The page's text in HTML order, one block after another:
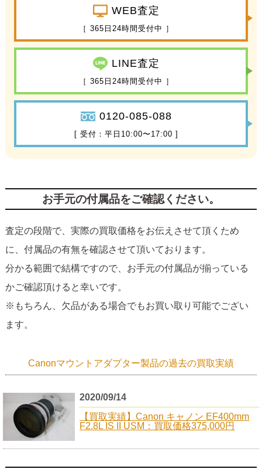
WEB査定
［ 365日24時間受付中 ］
LINE査定
［ 365日24時間受付中 ］
0120-085-088
[ 受付：平日10:00〜17:00 ]
お手元の付属品をご確認ください。
査定の段階で、実際の買取価格をお伝えさせて頂くため
に、付属品の有無を確認させて頂いております。
分かる範囲で結構ですので、お手元の付属品が揃っている
かご確認頂けると幸いです。
※もちろん、欠品がある場合でもお買い取り可能でござい
ます。
Canonマウントアダプター製品の過去の買取実績
2020/09/14
【買取実績】Canon キャノン EF400mm
F2.8L IS II USM：買取価格375,000円